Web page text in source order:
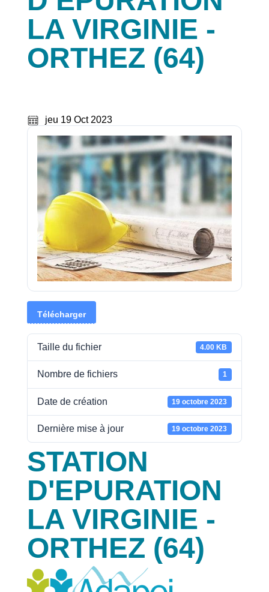
LA VIRGINIE -
ORTHEZ (64)
jeu 19 Oct 2023
Télécharger
Taille du fichier 4.00 KB
Nombre de fichiers 1
Date de création 19 octobre 2023
Dernière mise à jour 19 octobre 2023
STATION
D'EPURATION
LA VIRGINIE -
ORTHEZ (64)